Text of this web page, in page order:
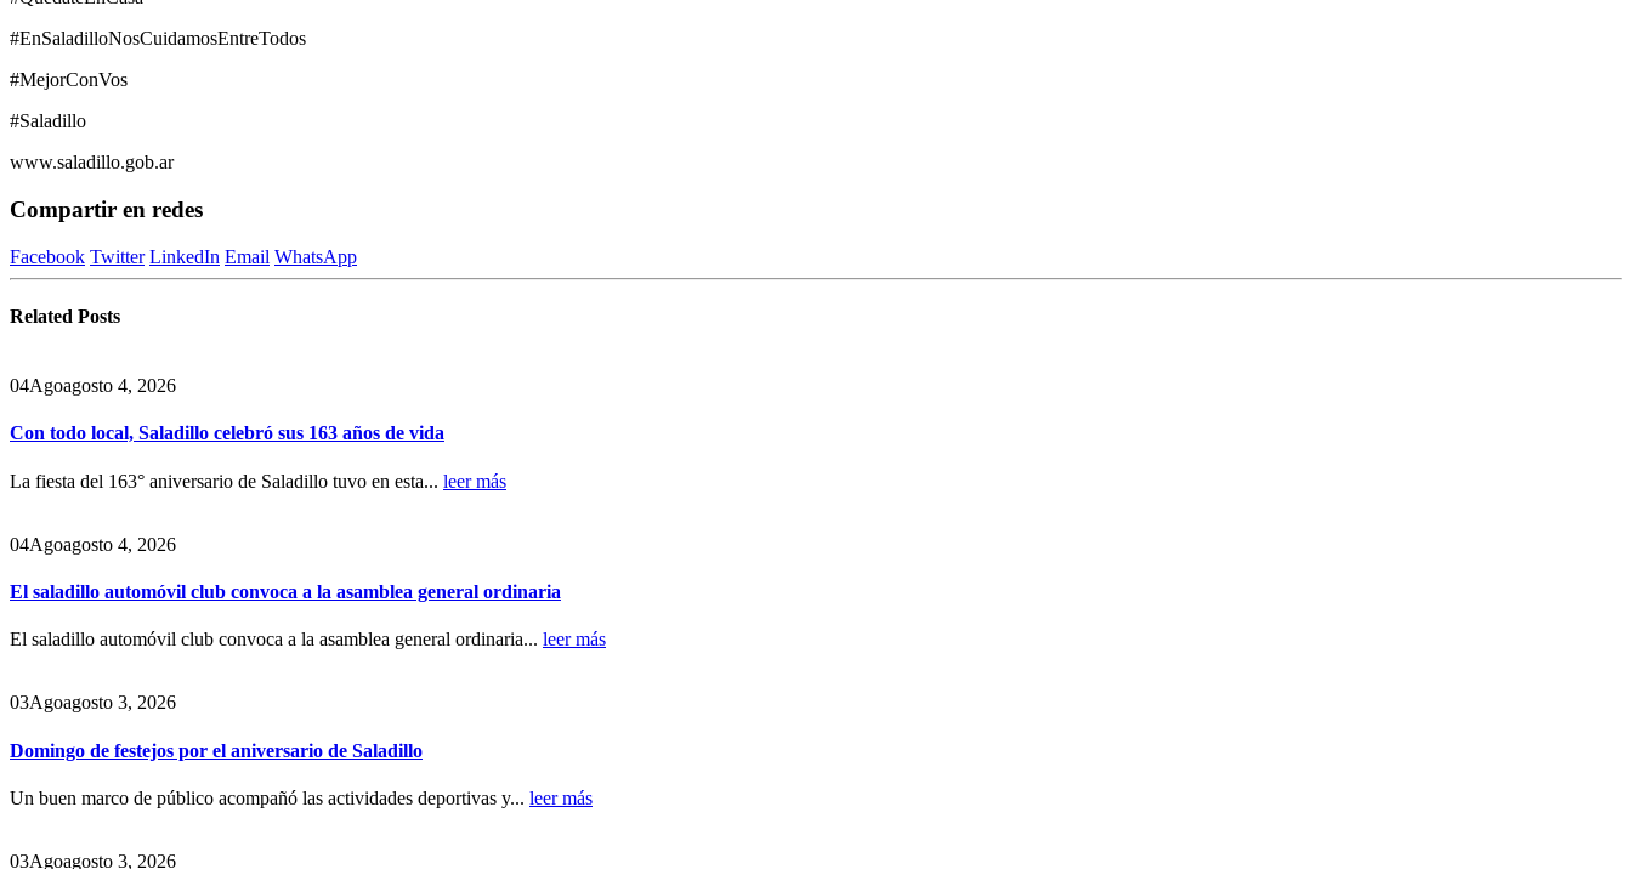
#EnSaladilloNosCuidamosEntreTodos
#MejorConVos
#Saladillo
www.saladillo.gob.ar
Compartir en redes
Facebook Twitter LinkedIn Email WhatsApp
Related Posts
04Agoagosto 4, 2026
Con todo local, Saladillo celebró sus 163 años de vida
La fiesta del 163° aniversario de Saladillo tuvo en esta... leer más
04Agoagosto 4, 2026
El saladillo automóvil club convoca a la asamblea general ordinaria
El saladillo automóvil club convoca a la asamblea general ordinaria... leer más
03Agoagosto 3, 2026
Domingo de festejos por el aniversario de Saladillo
Un buen marco de público acompañó las actividades deportivas y... leer más
03Agoagosto 3, 2026